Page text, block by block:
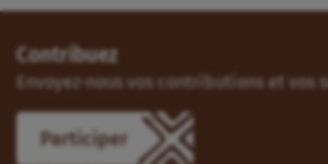
Contribuez
Envoyez-nous vos contributions et vos
Participer